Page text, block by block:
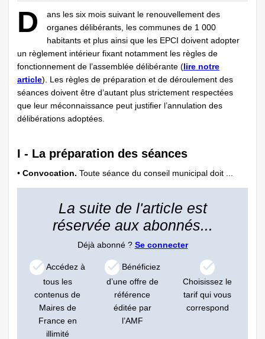
D
ans les six mois suivant le renouvellement des
organes délibérants, les communes de 1 000
habitants et plus ainsi que les EPCI doivent adopter
un règlement intérieur fixant notamment les règles de
fonctionnement de l’assemblée délibérante (lire notre
article). Les règles de préparation et de déroulement des
séances doivent être d’autant plus strictement respectées
que leur méconnaissance peut justifier l’annulation des
délibérations adoptées.
I - La préparation des séances
• Convocation. Toute séance du conseil municipal doit ...
La suite de l'article est
réservée aux abonnés...
Déjà abonné ? Se connecter
Accédez à
tous les
contenus de
Maires de
France en
illimité
Bénéficiez
d’une offre de
référence
éditée par
l’AMF
Choisissez le
tarif qui vous
correspond